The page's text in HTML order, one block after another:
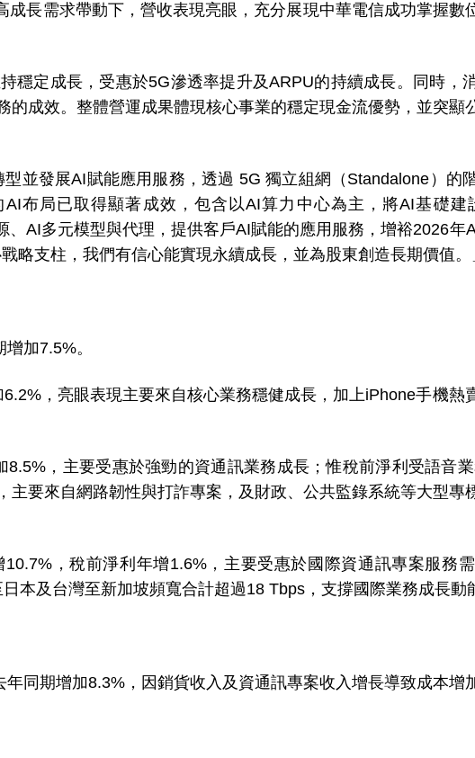
長需求帶動下，營收表現亮眼，充分展現中華電信成功掌握數
定成長，受惠於5G滲透率提升及ARPU的持續成長。同時，
成效。整體營運成果體現核心事業的穩定現金流優勢，並突顯
發展AI賦能應用服務，透過 5G 獨立組網（Standalone）的
布局已取得顯著成效，包含以AI算力中心為主，將AI基礎建
AI多元模型與代理，提供客戶AI賦能的應用服務，增裕2026年
略支柱，我們有信心能實現永續成長，並為股東創造長期價值。
加7.5%。
，亮眼表現主要來自核心業務穩健成長，加上iPhone手機熱
，主要受惠於強勁的資通訊業務成長；惟稅前淨利受語音
要來自網路韌性與打詐專案，及財政、公共監錄系統等大型專
，稅前淨利年增1.6%，主要受惠於國際資通訊專案服務
本及台灣至新加坡頻寬合計超過18 Tbps，支撐國際業務成長動
期增加8.3%，因銷貨收入及資通訊專案收入增長導致成本增